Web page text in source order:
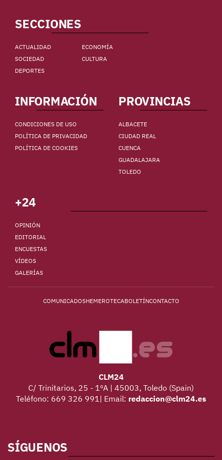
SECCIONES
ACTUALIDAD
ECONOMÍA
SOCIEDAD
CULTURA
DEPORTES
INFORMACIÓN
CONDICIONES DE USO
POLÍTICA DE PRIVACIDAD
POLÍTICA DE COOKIES
PROVINCIAS
ALBACETE
CIUDAD REAL
CUENCA
GUADALAJARA
TOLEDO
+24
OPINIÓN
EDITORIAL
ENCUESTAS
VÍDEOS
GALERÍAS
COMUNICADOSHEMEROTECABOLETÍNCONTACTO
CLM24
C/ Trinitarios, 25 - 1ºA | 45003, Toledo (Spain)
Teléfono: 669 326 991| Email: redaccion@clm24.es
SÍGUENOS